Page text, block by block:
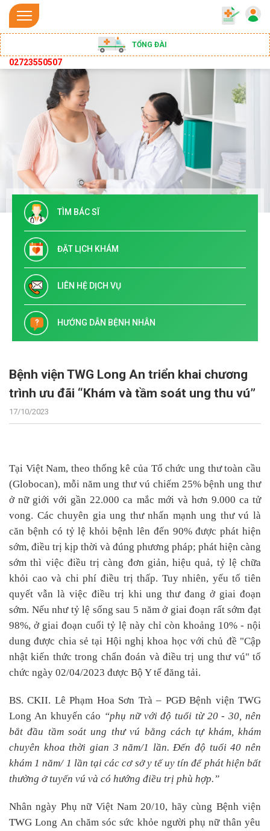
TỔNG ĐÀI
02723550507
TÌM BÁC SĨ
ĐẶT LỊCH KHÁM
LIÊN HỆ DỊCH VỤ
HƯỚNG DẪN BỆNH NHÂN
Bệnh viện TWG Long An triển khai chương
trình ưu đãi “Khám và tầm soát ung thu vú”
17/10/2023
Tại Việt Nam, theo thống kê của Tổ chức ung thư toàn cầu
(Globocan), mỗi năm ung thư vú chiếm 25% bệnh ung thư
ở nữ giới với gần 22.000 ca mắc mới và hơn 9.000 ca tử
vong. Các chuyên gia ung thư nhấn mạnh ung thư vú là
căn bệnh có tỷ lệ khỏi bệnh lên đến 90% được phát hiện
sớm, điều trị kịp thời và đúng phương pháp; phát hiện càng
sớm thì việc điều trị càng đơn giản, hiệu quả, tỷ lệ chữa
khỏi cao và chi phí điều trị thấp. Tuy nhiên, yếu tố tiên
quyết vẫn là việc điều trị khi ung thư đang ở giai đoạn
sớm. Nếu như tỷ lệ sống sau 5 năm ở giai đoạn rất sớm đạt
98%, ở giai đoạn cuối tỷ lệ này chỉ còn khoảng 10% - nội
dung được chia sẻ tại Hội nghị khoa học với chủ đề "Cập
nhật kiến thức trong chẩn đoán và điều trị ung thư vú" tổ
chức ngày 02/04/2023 được Bộ Y tế đăng tải.
BS. CKII. Lê Phạm Hoa Sơn Trà – PGĐ Bệnh viện TWG
Long An khuyến cáo “phụ nữ với độ tuổi từ 20 - 30, nên
bắt đầu tầm soát ung thư vú bằng cách tự khám, khám
chuyên khoa thời gian 3 năm/1 lần. Đến độ tuổi 40 nên
khám 1 năm/ 1 lần tại các cơ sở y tế uy tín để phát hiện bất
thường ở tuyến vú và có hướng điều trị phù hợp.”
Nhân ngày Phụ nữ Việt Nam 20/10, hãycùng Bệnh viện
TWG Long An chăm sóc sức khỏe người phụ nữ thân yêu